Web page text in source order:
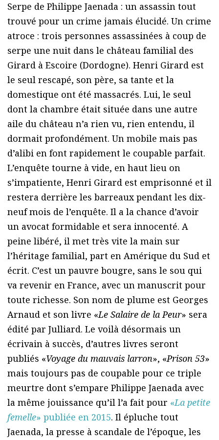
Serpe de Philippe Jaenada : un assassin tout
trouvé pour un crime jamais élucidé. Un crime
atroce : trois personnes assassinées à coup de
serpe une nuit dans le château familial des
Girard à Escoire (Dordogne). Henri Girard est
le seul rescapé, son père, sa tante et la
domestique ont été massacrés. Lui, le seul
dont la chambre était située dans une autre
aile du château n’a rien vu, rien entendu, il
dormait profondément. Un mobile mais pas
d’alibi en font rapidement le coupable parfait.
L’enquête tourne à vide, en haut lieu on
s’impatiente, Henri Girard est emprisonné et il
restera derrière les barreaux pendant les dix-
neuf mois de l’enquête. Il a la chance d’avoir
un avocat formidable et sera innocenté. A
peine libéré, il met très vite la main sur
l’héritage familial, part en Amérique du Sud et
écrit. C’est un pauvre bougre, sans le sou qui
va revenir en France, avec un manuscrit pour
toute richesse. Son nom de plume est Georges
Arnaud et son livre «Le Salaire de la Peur» sera
édité par Julliard. Le voilà désormais un
écrivain à succès, d’autres livres seront
publiés «Voyage du mauvais larron», «Prison 53»
mais toujours pas de coupable pour ce triple
meurtre dont s’empare Philippe Jaenada avec
la même jouissance qu’il l’a fait pour «La petite
femelle» publiée en 2015. Il épluche tout
Jaenada, la presse à scandale de l’époque, les